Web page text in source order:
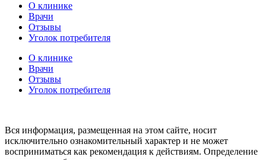
О клинике
Врачи
Отзывы
Уголок потребителя
О клинике
Врачи
Отзывы
Уголок потребителя
Вся информация, размещенная на этом сайте, носит
исключительно ознакомительный характер и не может
восприниматься как рекомендация к действиям. Определение